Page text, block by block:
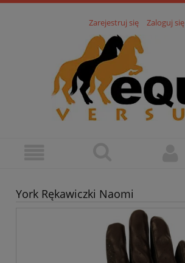
Zarejestruj się Zaloguj się
York Rękawiczki Naomi